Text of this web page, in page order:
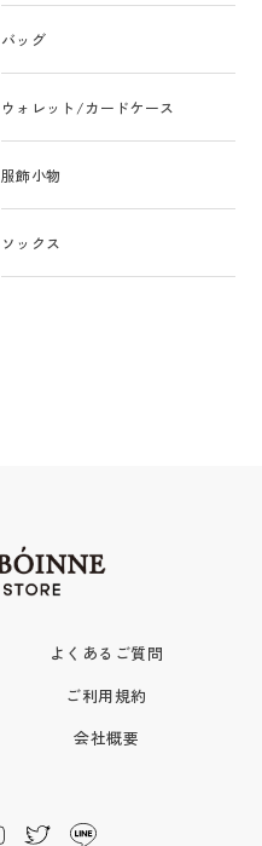
バッグ
ウォレット/カードケース
服飾小物
ソックス
よくあるご質問
ご利用規約
会社概要